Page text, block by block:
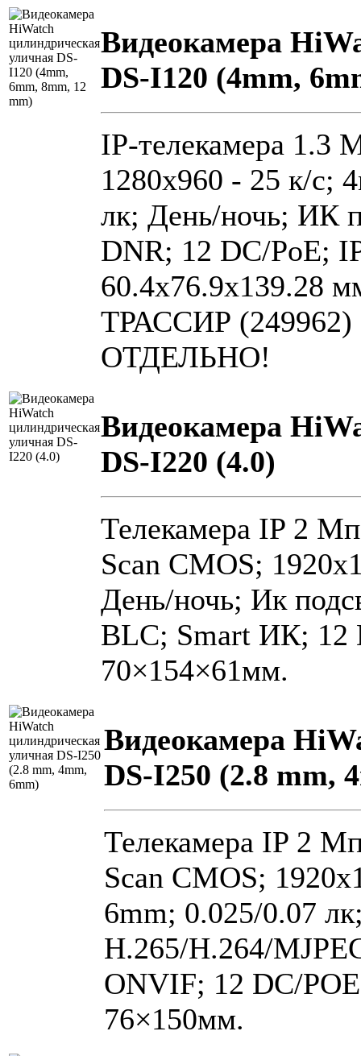
Видеокамера
DS-I120 (4mm,
IP-телекамера 1.3
1280х960 - 25 к/с;
лк; День/ночь; ИК
DNR; 12 DC/PoE;
ТРАССИР
ОТДЕЛЬНО!
Видеокамера
DS-I220 (4.0)
Телекамера IP 2
Scan CMOS;
День/ночь; Ик
BLC; Smart ИК; 12
70×154×61мм.
Видеокамера
DS-I250 (2.8 mm,
Телекамера IP 2
Scan CMOS;
6mm; 0.025/0.07
H.265/H.264/
ONVIF; 12 DC/
76×150мм.